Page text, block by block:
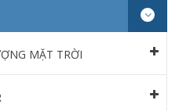
MẶT TRỜI